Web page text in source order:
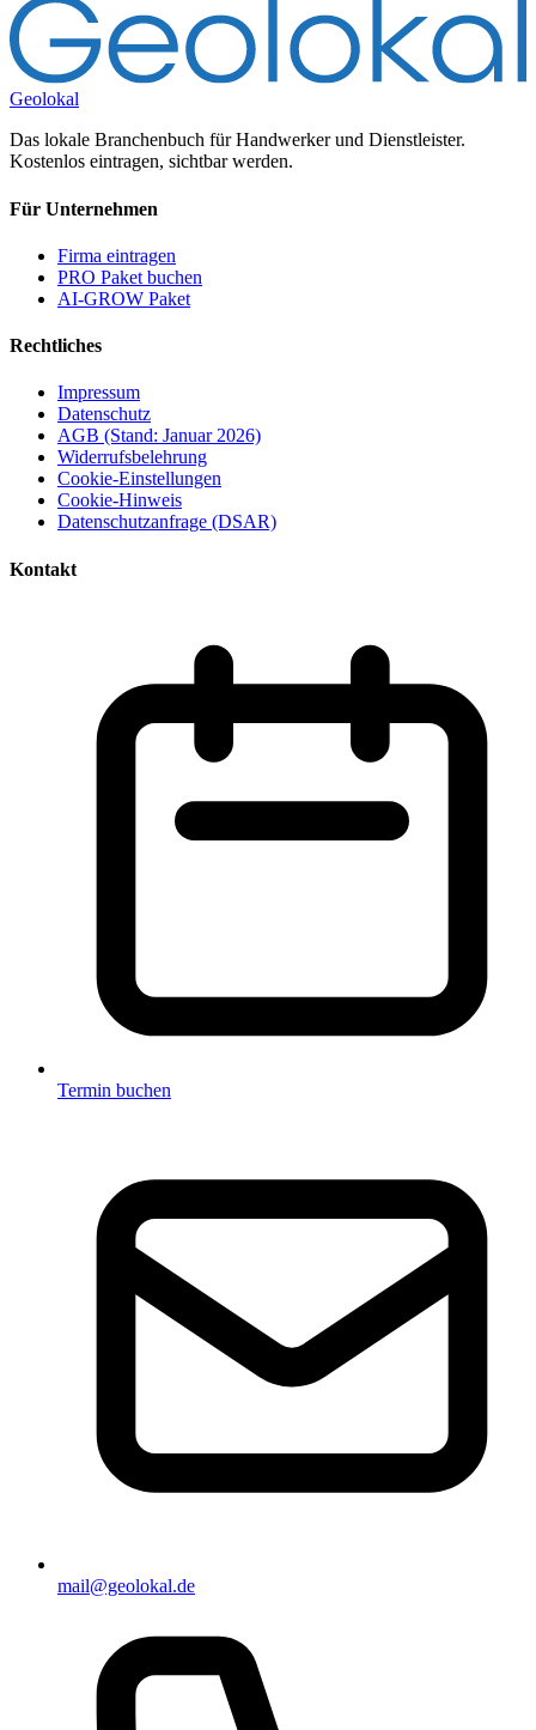
Geolokal
Das lokale Branchenbuch für Handwerker und Dienstleister.
Kostenlos eintragen, sichtbar werden.
Für Unternehmen
Firma eintragen
PRO Paket buchen
AI-GROW Paket
Rechtliches
Impressum
Datenschutz
AGB (Stand: Januar 2026)
Widerrufsbelehrung
Cookie-Einstellungen
Cookie-Hinweis
Datenschutzanfrage (DSAR)
Kontakt
Termin buchen
mail@geolokal.de